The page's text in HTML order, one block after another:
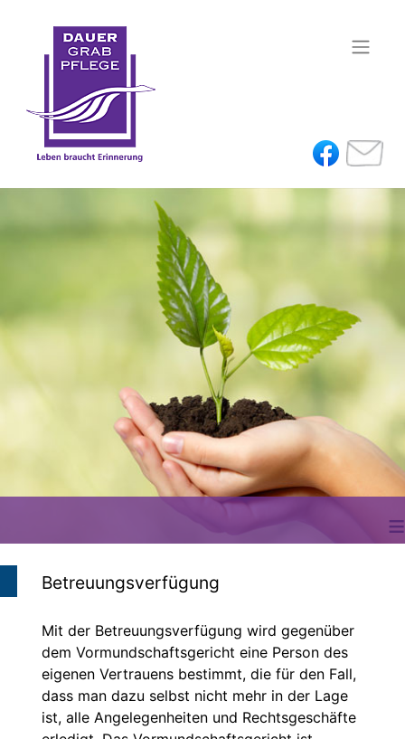
≡
Betreuungsverfügung
Mit der Betreuungsverfügung wird gegenüber
dem Vormundschaftsgericht eine Person des
eigenen Vertrauens bestimmt, die für den Fall,
dass man dazu selbst nicht mehr in der Lage
ist, alle Angelegenheiten und Rechtsgeschäfte